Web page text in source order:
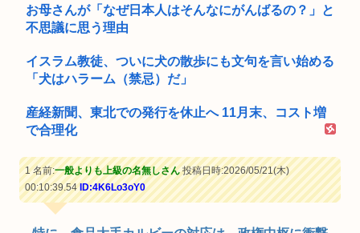
お母さんが「なぜ日本人はそんなにがんばるの？」と
不思議に思う理由
イスラム教徒、ついに犬の散歩にも文句を言い始める
「犬はハラーム（禁忌）だ」
産経新聞、東北での発行を休止へ 11月末、コスト増
で合理化
1 名前:一般よりも上級の名無しさん投稿日時:2026/05/21(木)
00:10:39.54ID:4K6Lo3oY0